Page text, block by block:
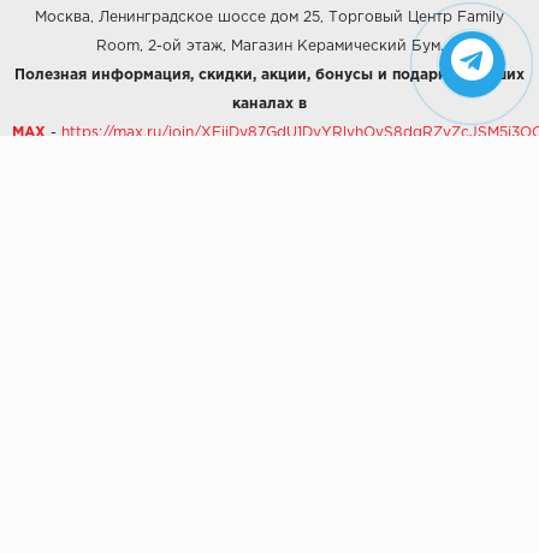
Москва, Ленинградское шоссе дом 25, Торговый Центр Family
Room, 2-ой этаж, Магазин Керамический Бум.
Полезная информация, скидки, акции, бонусы и подарки в Наших
каналах в
MAX - https://max.ru/join/